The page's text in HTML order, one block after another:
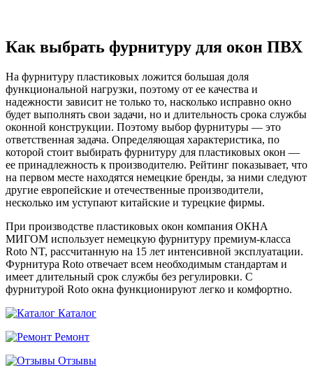
Как выбрать фурнитуру для окон ПВХ
На фурнитуру пластиковых ложится большая доля
функциональной нагрузки, поэтому от ее качества и
надежности зависит не только то, насколько исправно окно
будет выполнять свои задачи, но и длительность срока службы
оконной конструкции. Поэтому выбор фурнитуры — это
ответственная задача. Определяющая характеристика, по
которой стоит выбирать фурнитуру для пластиковых окон —
ее принадлежность к производителю. Рейтинг показывает, что
на первом месте находятся немецкие бренды, за ними следуют
другие европейские и отечественные производители,
несколько им уступают китайские и турецкие фирмы.
При производстве пластиковых окон компания ОКНА
МИГОМ использует немецкую фурнитуру премиум-класса
Roto NT, рассчитанную на 15 лет интенсивной эксплуатации.
Фурнитура Roto отвечает всем необходимым стандартам и
имеет длительный срок службы без регулировки. С
фурнитурой Roto окна функционируют легко и комфортно.
Каталог
Ремонт
Отзывы